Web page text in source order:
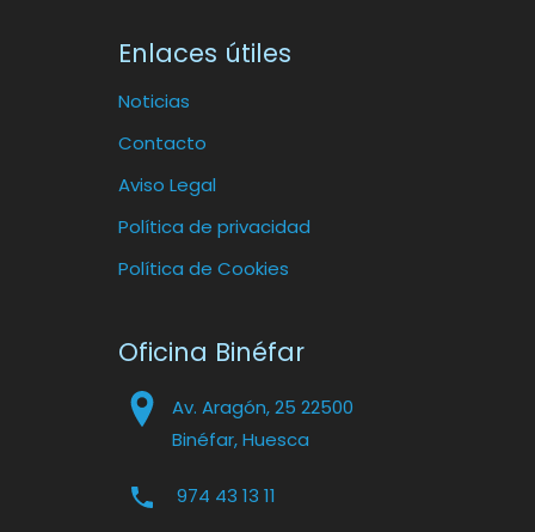
Enlaces útiles
Noticias
Contacto
Aviso Legal
Política de privacidad
Política de Cookies
Oficina Binéfar
Av. Aragón, 25 22500
Binéfar, Huesca
974 43 13 11